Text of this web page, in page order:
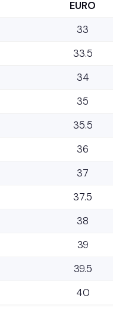
EURO
33
33.5
34
35
35.5
36
37
37.5
38
39
39.5
40